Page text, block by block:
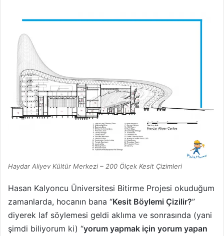
Haydar Aliyev Kültür Merkezi – 200 Ölçek Kesit Çizimleri
Hasan Kalyoncu Üniversitesi Bitirme Projesi okuduğum
zamanlarda, hocanın bana “Kesit Böylemi Çizilir?”
diyerek laf söylemesi geldi aklıma ve sonrasında (yani
şimdi biliyorum ki) “yorum yapmak için yorum yapan